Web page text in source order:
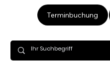
Terminbuchung